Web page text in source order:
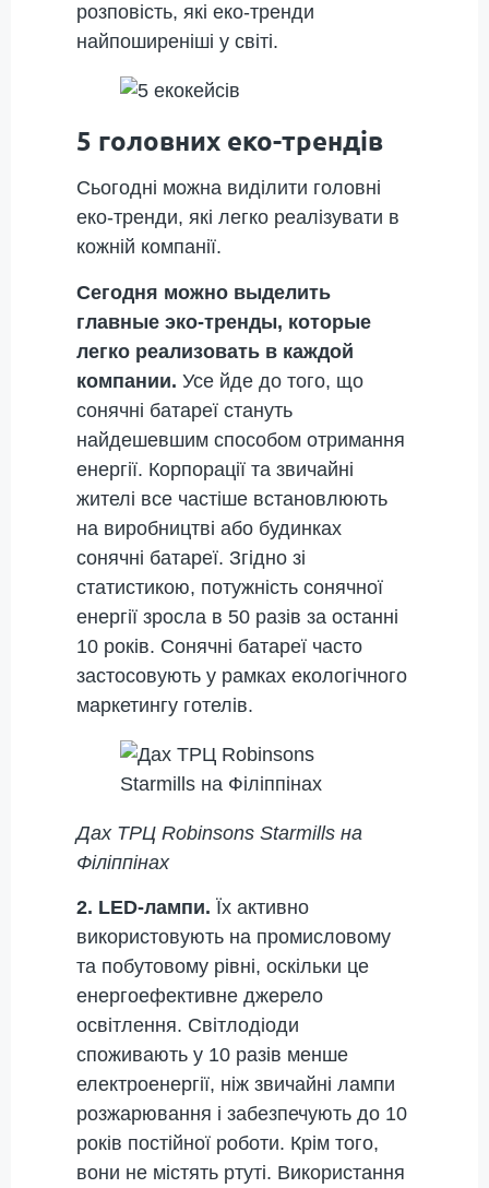
розповість, які еко-тренди
найпоширеніші у світі.
5 головних еко-трендів
Сьогодні можна виділити головні
еко-тренди, які легко реалізувати в
кожній компанії.
Сегодня можно выделить
главные эко-тренды, которые
легко реализовать в каждой
компании. Усе йде до того, що
сонячні батареї стануть
найдешевшим способом отримання
енергії. Корпорації та звичайні
жителі все частіше встановлюють
на виробництві або будинках
сонячні батареї. Згідно зі
статистикою, потужність сонячної
енергії зросла в 50 разів за останні
10 років. Сонячні батареї часто
застосовують у рамках екологічного
маркетингу готелів.
Дах ТРЦ Robinsons Starmills на
Філіппінах
2. LED-лампи. Їх активно
використовують на промисловому
та побутовому рівні, оскільки це
енергоефективне джерело
освітлення. Світлодіоди
споживають у 10 разів менше
електроенергії, ніж звичайні лампи
розжарювання і забезпечують до 10
років постійної роботи. Крім того,
вони не містять ртуті. Використання